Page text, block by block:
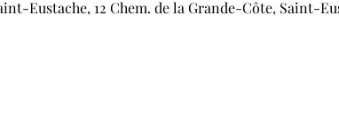
Eustache, 12 Chem. de la Grande-Côte, Saint-